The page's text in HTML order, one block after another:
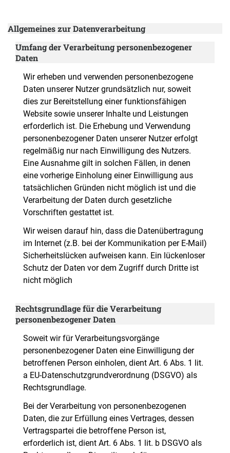
Allgemeines zur Datenverarbeitung
Umfang der Verarbeitung personenbezogener
Daten
Wir erheben und verwenden personenbezogene
Daten unserer Nutzer grundsätzlich nur, soweit
dies zur Bereitstellung einer funktionsfähigen
Website sowie unserer Inhalte und Leistungen
erforderlich ist. Die Erhebung und Verwendung
personenbezogener Daten unserer Nutzer erfolgt
regelmäßig nur nach Einwilligung des Nutzers.
Eine Ausnahme gilt in solchen Fällen, in denen
eine vorherige Einholung einer Einwilligung aus
tatsächlichen Gründen nicht möglich ist und die
Verarbeitung der Daten durch gesetzliche
Vorschriften gestattet ist.
Wir weisen darauf hin, dass die Datenübertragung
im Internet (z.B. bei der Kommunikation per E-Mail)
Sicherheitslücken aufweisen kann. Ein lückenloser
Schutz der Daten vor dem Zugriff durch Dritte ist
nicht möglich
Rechtsgrundlage für die Verarbeitung
personenbezogener Daten
Soweit wir für Verarbeitungsvorgänge
personenbezogener Daten eine Einwilligung der
betroffenen Person einholen, dient Art. 6 Abs. 1 lit.
a EU-Datenschutzgrundverordnung (DSGVO) als
Rechtsgrundlage.
Bei der Verarbeitung von personenbezogenen
Daten, die zur Erfüllung eines Vertrages, dessen
Vertragspartei die betroffene Person ist,
erforderlich ist, dient Art. 6 Abs. 1 lit. b DSGVO als